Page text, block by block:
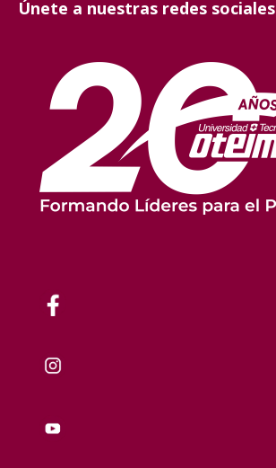
Únete a nuestras redes sociales